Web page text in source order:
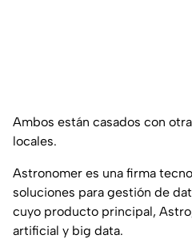
Ambos están casados con
locales.
Astronomer es una firma
soluciones para gestión de
cuyo producto principal,
artificial y big data.